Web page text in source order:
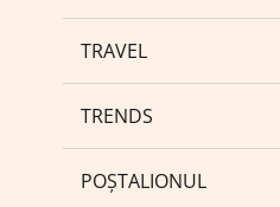
TRAVEL
TRENDS
POȘTALIONUL